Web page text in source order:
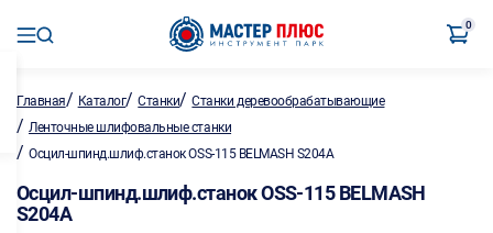
0
Главная/ Каталог/Станки/Станки деревообрабатывающие
/ Ленточные шлифовальные станки
/ Осцил-шпинд.шлиф.станок OSS-115 BELMASH S204A
Осцил-шпинд.шлиф.станок OSS-115 BELMASH
S204A